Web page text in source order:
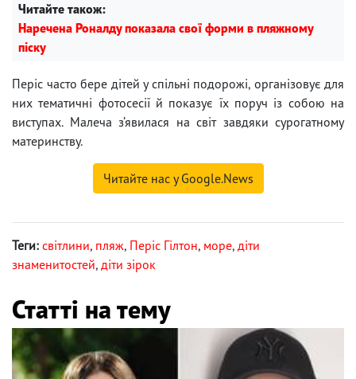
Читайте також:
Наречена Роналду показала свої форми в пляжному
піску
Періс часто бере дітей у спільні подорожі, організовує для
них тематичні фотосесії й показує їх поруч із собою на
виступах. Малеча з’явилася на світ завдяки сурогатному
материнству.
Читайте нас у Google.News
Теги: світлини, пляж, Періс Гілтон, море, діти
знаменитостей, діти зірок
Статті на тему